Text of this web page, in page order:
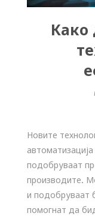
Како
Новите
подобруваат
производите.
и подобруваат
помогнат да